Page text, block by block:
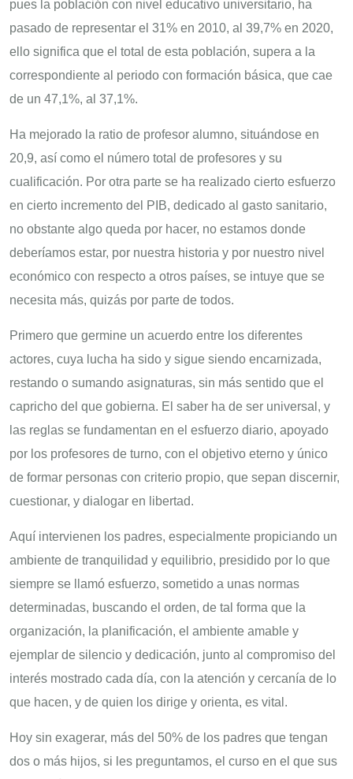
pues la población con nivel educativo universitario, ha
pasado de representar el 31% en 2010, al 39,7% en 2020,
ello significa que el total de esta población, supera a la
correspondiente al periodo con formación básica, que cae
de un 47,1%, al 37,1%.
Ha mejorado la ratio de profesor alumno, situándose en
20,9, así como el número total de profesores y su
cualificación. Por otra parte se ha realizado cierto esfuerzo
en cierto incremento del PIB, dedicado al gasto sanitario,
no obstante algo queda por hacer, no estamos donde
deberíamos estar, por nuestra historia y por nuestro nivel
económico con respecto a otros países, se intuye que se
necesita más, quizás por parte de todos.
Primero que germine un acuerdo entre los diferentes
actores, cuya lucha ha sido y sigue siendo encarnizada,
restando o sumando asignaturas, sin más sentido que el
capricho del que gobierna. El saber ha de ser universal, y
las reglas se fundamentan en el esfuerzo diario, apoyado
por los profesores de turno, con el objetivo eterno y único
de formar personas con criterio propio, que sepan discernir,
cuestionar, y dialogar en libertad.
Aquí intervienen los padres, especialmente propiciando un
ambiente de tranquilidad y equilibrio, presidido por lo que
siempre se llamó esfuerzo, sometido a unas normas
determinadas, buscando el orden, de tal forma que la
organización, la planificación, el ambiente amable y
ejemplar de silencio y dedicación, junto al compromiso del
interés mostrado cada día, con la atención y cercanía de lo
que hacen, y de quien los dirige y orienta, es vital.
Hoy sin exagerar, más del 50% de los padres que tengan
dos o más hijos, si les preguntamos, el curso en el que sus